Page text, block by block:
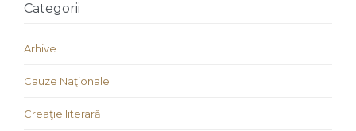
Categorii
Arhive
Cauze Naţionale
Creaţie literară